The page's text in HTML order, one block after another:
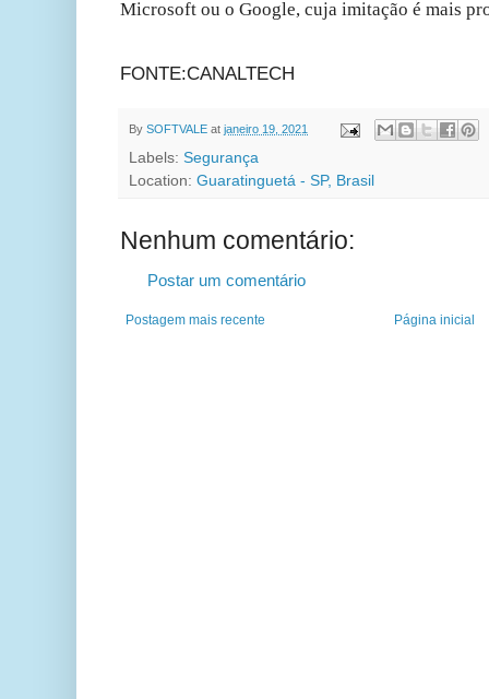
Microsoft ou o Google, cuja imitação é mais
FONTE:CANALTECH
By SOFTVALE at janeiro 19, 2021
Labels: Segurança
Location: Guaratinguetá - SP, Brasil
Nenhum comentário:
Postar um comentário
Postagem mais recente Página inicial